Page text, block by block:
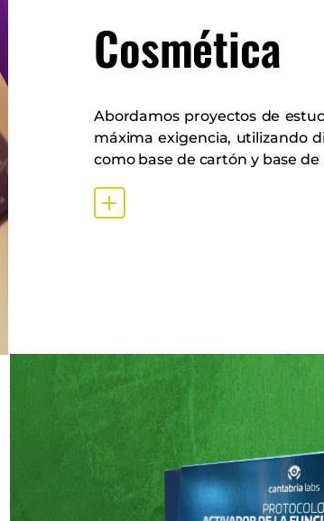
Cosmética
Abordamos proyectos de
máxima exigencia, utilizando
como base de cartón y base